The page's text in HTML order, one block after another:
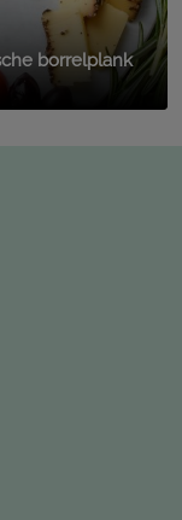
borrelplank